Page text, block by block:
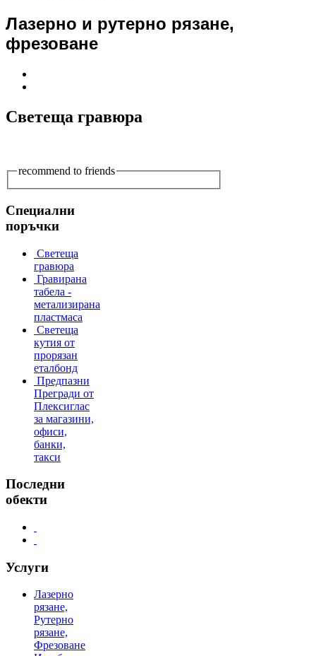
Лазерно и рутерно рязане,
фрезоване
Светеща гравюра
recommend to friends
Специални
поръчки
Светеща
гравюра
Гравирана
табела -
метализирана
пластмаса
Светеща
кутия от
прорязан
еталбонд
Предпазни
Прегради от
Плексиглас
за магазини,
офиси,
банки,
такси
Последни
обекти
Услуги
Лазерно
рязане,
Рутерно
рязане,
Фрезоване